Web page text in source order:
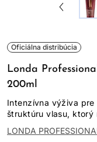
Oficiálna distribúcia
Londa
200ml
Intenzívna výživa
štruktúru vlasu, ktorý
LONDA